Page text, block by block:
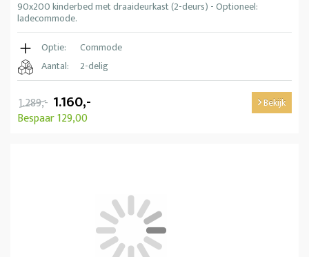
90x200 kinderbed met draaideurkast (2-deurs) - Optioneel:
ladecommode.
Optie:
Commode
Aantal:
2-delig
1.289,- 1.160,-
Bespaar 129,00
Bekijk